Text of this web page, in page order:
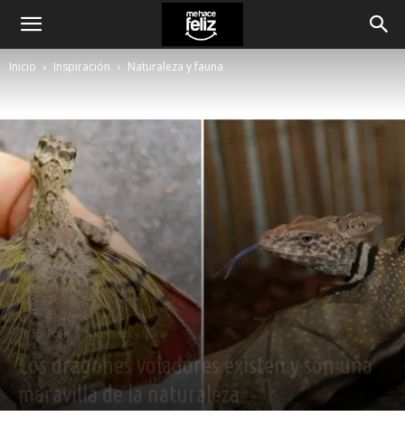
Inicio Inspiración Naturaleza y fauna
Inspiración Naturaleza y fauna
Los dragones voladores existen y son una
maravilla de la naturaleza